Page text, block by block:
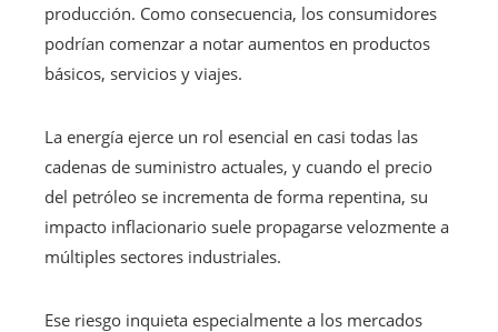
producción. Como consecuencia, los consumidores
podrían comenzar a notar aumentos en productos
básicos, servicios y viajes.
La energía ejerce un rol esencial en casi todas las
cadenas de suministro actuales, y cuando el precio
del petróleo se incrementa de forma repentina, su
impacto inflacionario suele propagarse velozmente a
múltiples sectores industriales.
Ese riesgo inquieta especialmente a los mercados